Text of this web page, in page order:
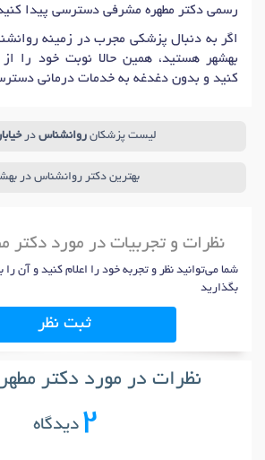
رسمی دکتر مطهره مشرفی دسترسی پیدا
اگر به دنبال پزشکی مجرب در زمینه
بهشهر هستید، همین حالا نوبت خود را
کنید و بدون دغدغه به خدمات درمانی
لیست پزشکان روانشناس در
بهترین دکتر روانشناس در
نظرات و تجربیات در مورد دکتر
شما می‌توانید نظر و تجربه خود را اعلام کنید و آن را
بگذارید
ثبت نظر
نظرات در مورد دکتر
2دیدگاه